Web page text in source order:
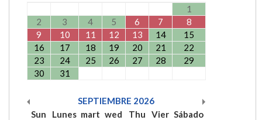
1
2
3 4 5 6 7
8
9
10 11 12 13 14
15
16
17 18 19 20 21
22
23
24 25 26 27 28
29
30
31
SEPTIEMBRE 2026
Sun
Lunes mart wed Thu Vier Sábado